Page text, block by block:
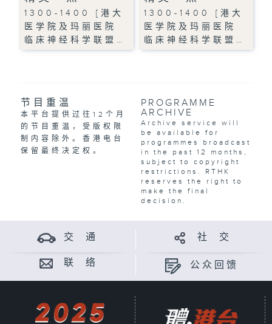
1300-1400 [港大
医学院及玛丽医院
临床神经科学联盟…
1300-1400 [港大
医学院及玛丽医院
临床神经科学联盟…
节目重温
本平台提供过往12个月
的节目重温，受版权限
制内容除外。香港电台
保留最终决定权。
PROGRAMME
ARCHIVE
Archive service will
be available for
programmes broadcast
in the past 12 months,
subject to copyright
restrictions. RTHK
reserves the right to
make the final
decision.
交 通 社 交
联 络 公众回馈